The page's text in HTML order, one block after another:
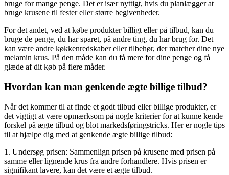
bruge for mange penge. Det er især nyttigt, hvis du planlægger at
bruge krusene til fester eller større begivenheder.
For det andet, ved at købe produkter billigt eller på tilbud, kan du
bruge de penge, du har sparet, på andre ting, du har brug for. Det
kan være andre køkkenredskaber eller tilbehør, der matcher dine nye
melamin krus. På den måde kan du få mere for dine penge og få
glæde af dit køb på flere måder.
Hvordan kan man genkende ægte billige tilbud?
Når det kommer til at finde et godt tilbud eller billige produkter, er
det vigtigt at være opmærksom på nogle kriterier for at kunne kende
forskel på ægte tilbud og blot markedsføringstricks. Her er nogle tips
til at hjælpe dig med at genkende ægte billige tilbud:
1. Undersøg prisen: Sammenlign prisen på krusene med prisen på
samme eller lignende krus fra andre forhandlere. Hvis prisen er
signifikant lavere, kan det være et ægte tilbud.